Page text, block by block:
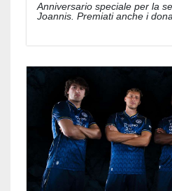
Anniversario speciale per la
Joannis. Premiati anche i